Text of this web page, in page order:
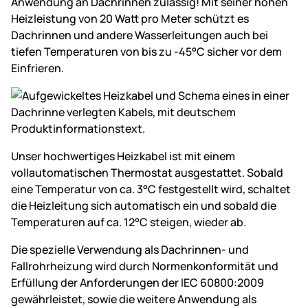
Heizleistung von 20 Watt pro Meter schützt es
Dachrinnen und andere Wasserleitungen auch bei
tiefen Temperaturen von bis zu -45°C sicher vor dem
Einfrieren.
Unser hochwertiges Heizkabel ist mit einem
vollautomatischen Thermostat ausgestattet. Sobald
eine Temperatur von ca. 3°C festgestellt wird, schaltet
die Heizleitung sich automatisch ein und sobald die
Temperaturen auf ca. 12°C steigen, wieder ab.
Die spezielle Verwendung als Dachrinnen- und
Fallrohrheizung wird durch Normenkonformität und
Erfüllung der Anforderungen der IEC 60800:2009
gewährleistet, sowie die weitere Anwendung als